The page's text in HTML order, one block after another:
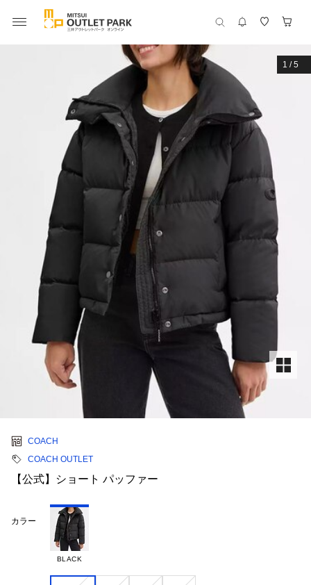
1 /5
COACH
COACH OUTLET
【公式】ショート パッファー
カラー
BLACK